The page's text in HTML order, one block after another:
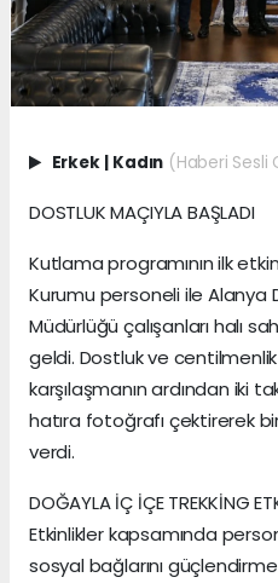
Erkek Kadın (Haberi Sesli
DOSTLUK MAÇIYLA BAŞLADI
Kutlama programının ilk
Kurumu personeli ile Alanya
Müdürlüğü çalışanları halı
geldi. Dostluk ve
karşılaşmanın ardından iki
hatıra fotoğrafı çektirerek
verdi.
DOĞAYLA İÇ İÇE TREKKİNG
Etkinlikler kapsamında
sosyal bağlarını